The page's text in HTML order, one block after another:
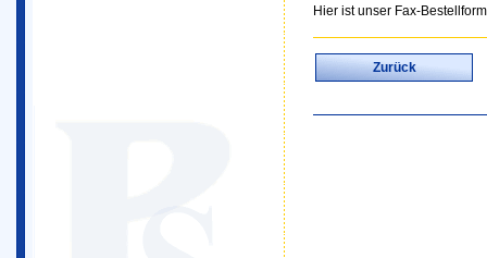
Hier ist unser Fax-
Zurück